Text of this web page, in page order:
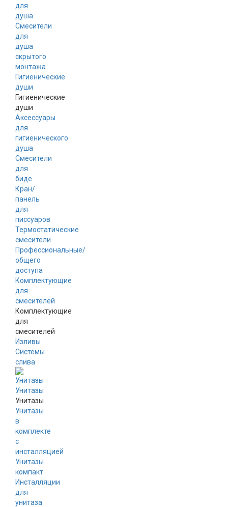
для
душа
Смесители
для
душа
скрытого
монтажа
Гигиенические
души
Гигиенические
души
Аксессуары
для
гигиенического
душа
Смесители
для
биде
Кран/
панель
для
писсуаров
Термостатические
смесители
Профессиональные/
общего
доступа
Комплектующие
для
смесителей
Комплектующие
для
смесителей
Изливы
Системы
слива
Унитазы
Унитазы
Унитазы
в
комплекте
с
инсталляцией
Унитазы
компакт
Инсталляции
для
унитаза